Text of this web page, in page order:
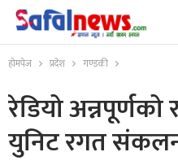
होमपेज प्रदेश गण्डकी
रेडियो
युनिट रगत